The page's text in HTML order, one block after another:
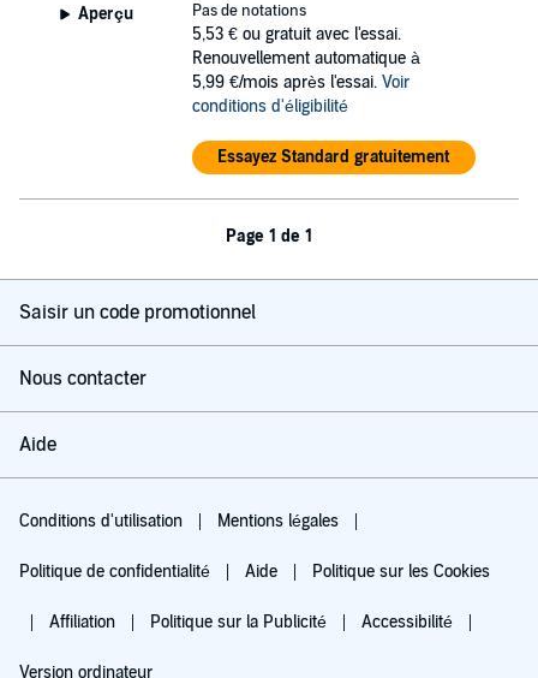
Aperçu
Pas de notations
5,53 € ou gratuit avec l'essai.
Renouvellement automatique à
5,99 €/mois après l'essai. Voir
conditions d'éligibilité
Essayez Standard gratuitement
Page 1 de 1
Saisir un code promotionnel
Nous contacter
Aide
Conditions d'utilisation Mentions légales
Politique de confidentialité Aide Politique sur les Cookies
Affiliation Politique sur la Publicité Accessibilité
Version ordinateur